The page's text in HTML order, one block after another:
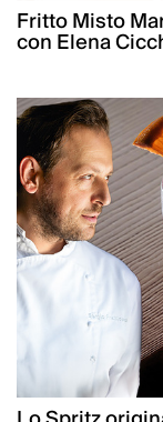
Fritto Misto
con Elena